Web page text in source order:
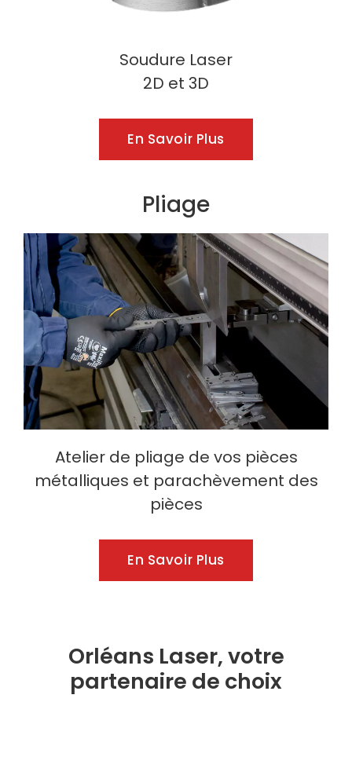
Soudure Laser
2D et 3D
En Savoir Plus
Pliage
Atelier de pliage de vos pièces
métalliques et parachèvement des
pièces
En Savoir Plus
Orléans Laser, votre
partenaire de choix